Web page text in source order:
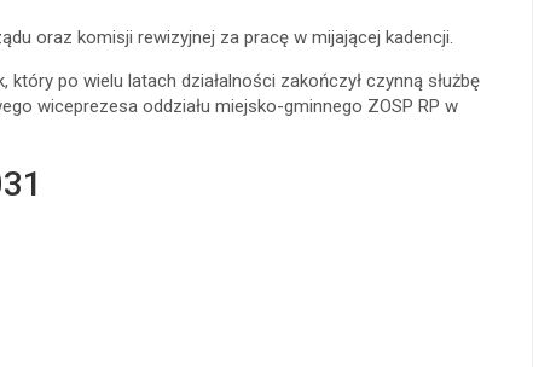
oraz komisji rewizyjnej za pracę w mijającej kadencji.
po wielu latach działalności zakończył czynną służbę
wiceprezesa oddziału miejsko-gminnego ZOSP RP w